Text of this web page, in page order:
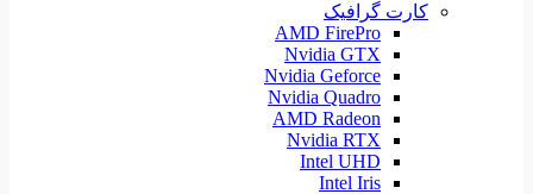
کارت گرافیک
AMD FirePro
Nvidia GTX
Nvidia Geforce
Nvidia Quadro
AMD Radeon
Nvidia RTX
Intel UHD
Intel Iris